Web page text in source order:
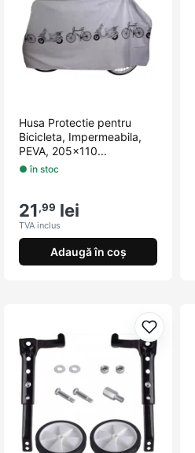
Husa Protectie pentru
Bicicleta, Impermeabila,
PEVA, 205x110...
● în stoc
21,99 lei
TVA inclus
Adaugă în coș